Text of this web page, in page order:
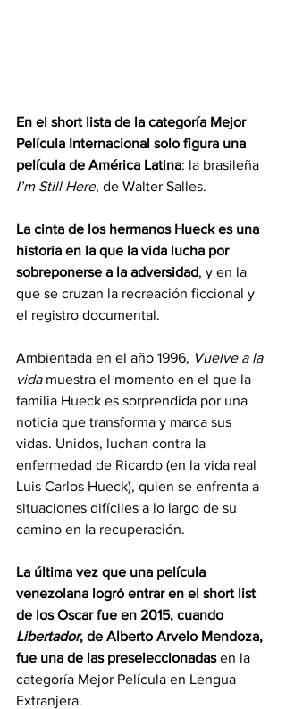
En el short lista de la categoría Mejor
Película Internacional solo figura una
película de América Latina: la brasileña
I’m Still Here, de Walter Salles.
La cinta de los hermanos Hueck es una
historia en la que la vida lucha por
sobreponerse a la adversidad, y en la
que se cruzan la recreación ficcional y
el registro documental.
Ambientada en el año 1996, Vuelve a la
vida muestra el momento en el que la
familia Hueck es sorprendida por una
noticia que transforma y marca sus
vidas. Unidos, luchan contra la
enfermedad de Ricardo (en la vida real
Luis Carlos Hueck), quien se enfrenta a
situaciones difíciles a lo largo de su
camino en la recuperación.
La última vez que una película
venezolana logró entrar en el short list
de los Oscar fue en 2015, cuando
Libertador, de Alberto Arvelo Mendoza,
fue una de las preseleccionadas en la
categoría Mejor Película en Lengua
Extranjera.